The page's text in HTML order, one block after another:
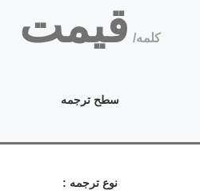
کلمه/ قیمت
سطح ترجمه
نوع ترجمه :